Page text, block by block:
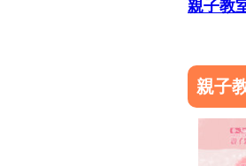
親子教
親子